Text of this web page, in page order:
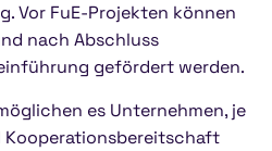
Vor FuE-Projekten können
nach Abschluss
gefördert werden.
es Unternehmen, je